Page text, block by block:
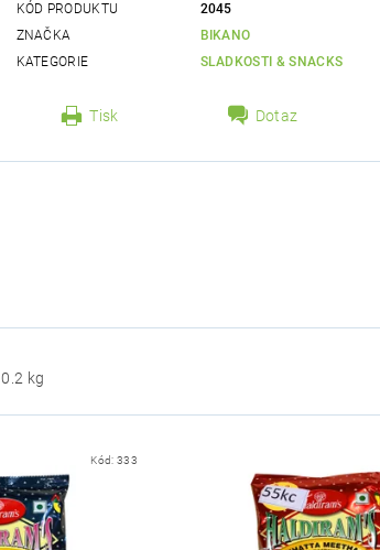
KÓD PRODUKTU
2045
ZNAČKA
BIKANO
KATEGORIE
SLADKOSTI & SNACKS
Tisk Dotaz
0.2 kg
Kód:333